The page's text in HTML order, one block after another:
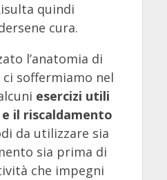
quindi
cura.
l’anatomia di
soffermiamo nel
esercizi utili
il riscaldamento
da utilizzare sia
sia prima di
che impegni